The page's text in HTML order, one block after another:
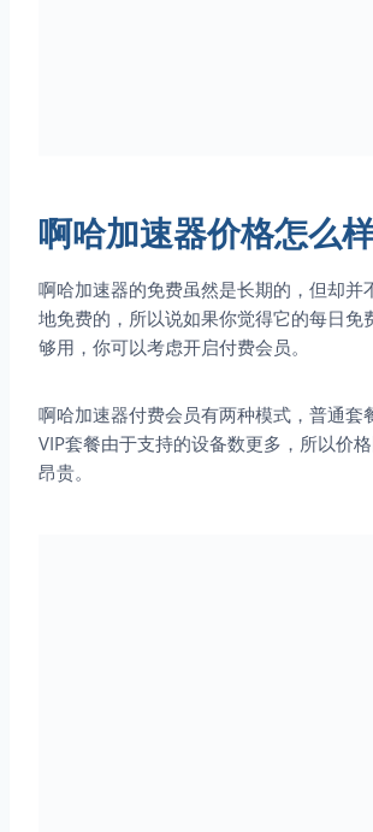
啊哈加速器价格怎么
啊哈加速器的免费虽然是长期的，但却并
地免费的，所以说如果你觉得它的每日免
够用，你可以考虑开启付费会员。
啊哈加速器付费会员有两种模式，普通套
VIP套餐由于支持的设备数更多，所以价
昂贵。